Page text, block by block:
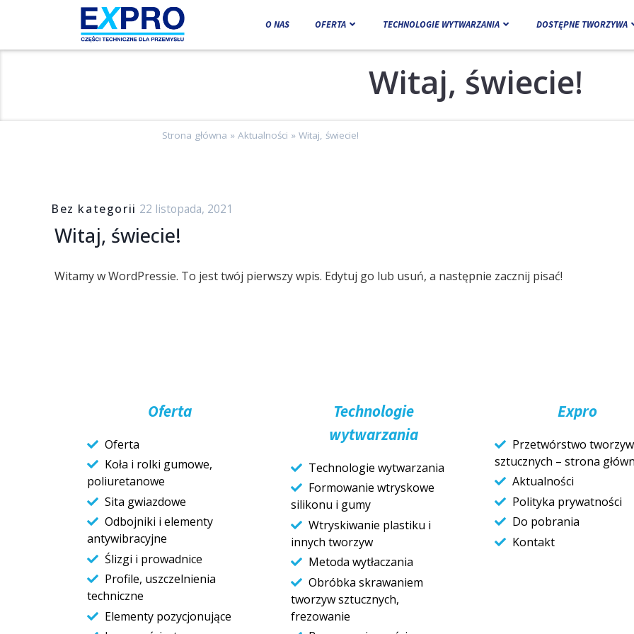
O NAS OFERTA TECHNOLOGIE WYTWARZANIA DOSTĘPNE TWORZYWA
Witaj, świecie!
Strona główna » Aktualności » Witaj, świecie!
Bez kategorii 22 listopada, 2021
Witaj, świecie!
Witamy w WordPressie. To jest twój pierwszy wpis. Edytuj go lub usuń, a następnie zacznij pisać!
Oferta
Oferta
Koła i rolki gumowe,
poliuretanowe
Sita gwiazdowe
Odbojniki i elementy
antywibracyjne
Ślizgi i prowadnice
Profile, uszczelnienia
techniczne
Elementy pozycjonujące
Technologie
wytwarzania
Technologie wytwarzania
Formowanie wtryskowe
silikonu i gumy
Wtryskiwanie plastiku i
innych tworzyw
Metoda wytłaczania
Obróbka skrawaniem
tworzyw sztucznych,
frezowanie
Expro
Przetwórstwo tworzyw
sztucznych – strona
Aktualności
Polityka prywatności
Do pobrania
Kontakt